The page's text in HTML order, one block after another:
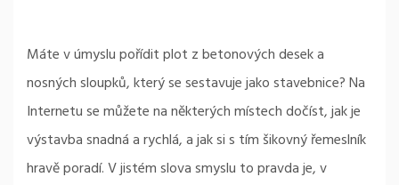
Máte v úmyslu pořídit plot z betonových desek a
nosných sloupků, který se sestavuje jako stavebnice? Na
Internetu se můžete na některých místech dočíst, jak je
výstavba snadná a rychlá, a jak si s tím šikovný řemeslník
hravě poradí. V jistém slova smyslu to pravda je, v